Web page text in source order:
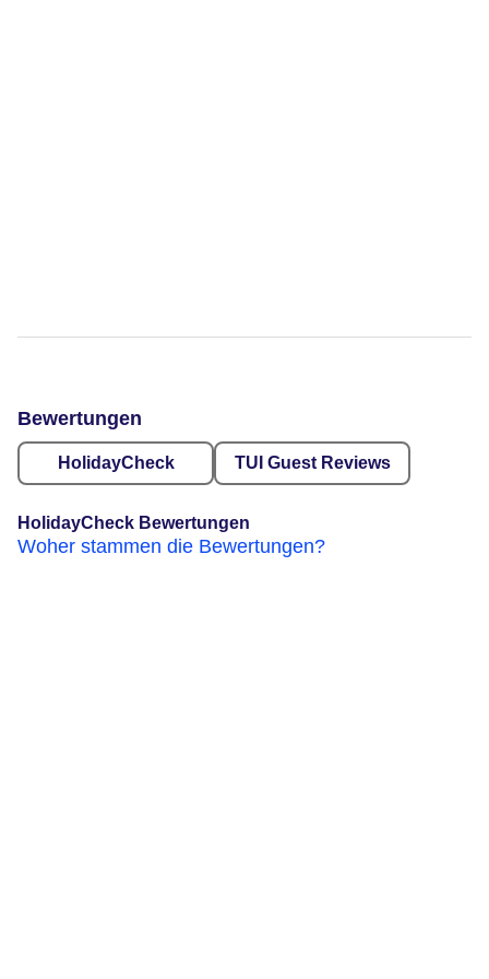
Bewertungen
HolidayCheck TUI Guest Reviews
HolidayCheck Bewertungen
Woher stammen die Bewertungen?